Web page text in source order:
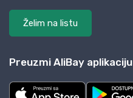
Želim na listu
Preuzmi AliBay aplikaciju